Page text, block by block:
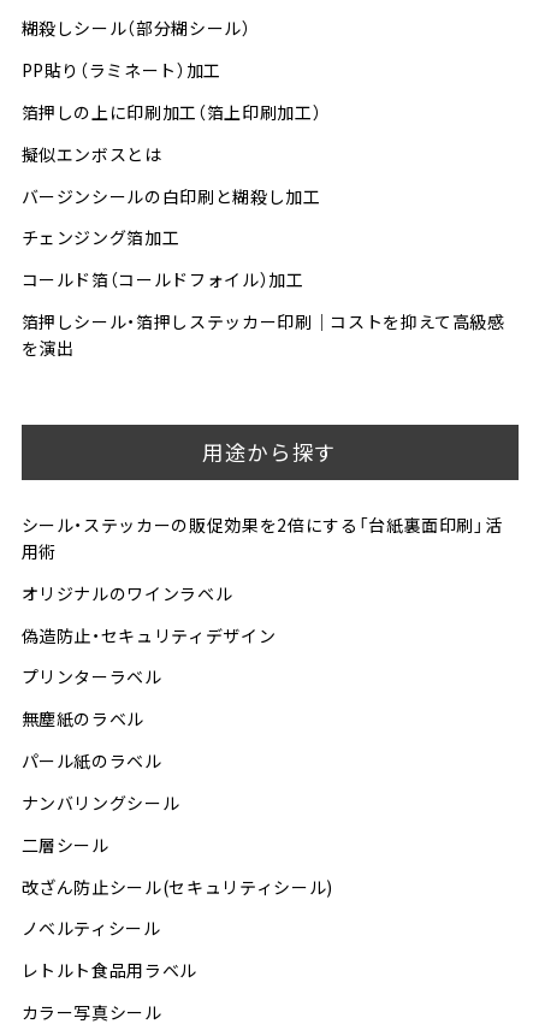
糊殺しシール（部分糊シール）
PP貼り（ラミネート）加工
箔押しの上に印刷加工（箔上印刷加工）
擬似エンボスとは
バージンシールの白印刷と糊殺し加工
チェンジング箔加工
コールド箔（コールドフォイル）加工
箔押しシール・箔押しステッカー印刷│コストを抑えて高級感
を演出
用途から探す
シール・ステッカーの販促効果を2倍にする「台紙裏面印刷」活
用術
オリジナルのワインラベル
偽造防止・セキュリティデザイン
プリンターラベル
無塵紙のラベル
パール紙のラベル
ナンバリングシール
二層シール
改ざん防止シール(セキュリティシール)
ノベルティシール
レトルト食品用ラベル
カラー写真シール